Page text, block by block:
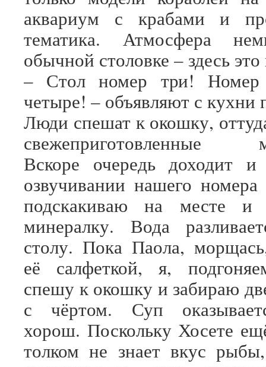
аквариум с крабами и
тематика. Атмосфера
обычной столовке – здесь это
– Стол номер три!
четыре! – объявляют с кухни
Люди спешат к окошку,
свежеприготовленные
Вскоре очередь доходит
озвучивании нашего номера
подскакиваю на месте и
минералку. Вода
столу. Пока Паола,
её салфеткой, я,
спешу к окошку и забираю
с чёртом. Суп
хорош. Поскольку Хосете
толком не знает вкус